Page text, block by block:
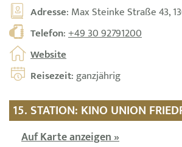
Adresse: Max Steinke Straße 43,
Telefon:+49 30 92791200
Website
Reisezeit: ganzjährig
15. STATION: KINO UNION
Auf Karte anzeigen »